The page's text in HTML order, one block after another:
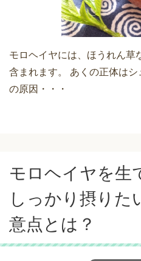
モロヘイヤには、ほうれん草
含まれます。 あくの正体は
の原因・・・
モロヘイヤを生
しっかり摂りた
意点とは？